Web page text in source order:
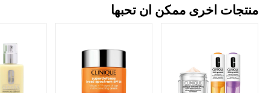
منتجات اخرى ممكن ان تحبها